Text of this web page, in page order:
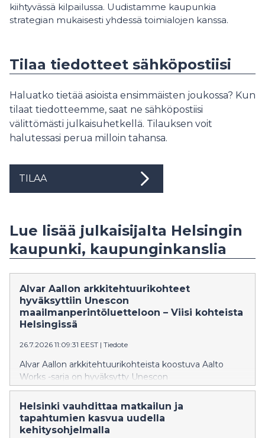
kiihtyvässä kilpailussa. Uudistamme kaupunkia
strategian mukaisesti yhdessä toimialojen kanssa.
Tilaa tiedotteet sähköpostiisi
Haluatko tietää asioista ensimmäisten joukossa? Kun
tilaat tiedotteemme, saat ne sähköpostiisi
välittömästi julkaisuhetkellä. Tilauksen voit
halutessasi perua milloin tahansa.
TILAA
Lue lisää julkaisijalta Helsingin
kaupunki, kaupunginkanslia
Alvar Aallon arkkitehtuurikohteet
hyväksyttiin Unescon
maailmanperintöluetteloon – Viisi kohteista
Helsingissä
26.7.2026 11:09:31 EEST | Tiedote
Alvar Aallon arkkitehtuurikohteista koostuva Aalto
Works -sarja on hyväksytty Unescon
maailmanperintöluetteloon. Yhteensä 13 kohteesta
viisi sijaitsee Helsingissä. Finlandia-talon, Alvar Aallon
kotitalon ja ateljeen, Kulttuuritalon sekä
Kansaneläkelaitoksen päätoimitalon
Helsinki vauhdittaa matkailun ja
tapahtumien kasvua uudella
kehitysohjelmalla